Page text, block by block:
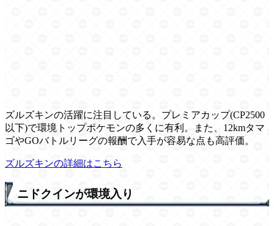
ズルズキンの活躍に注目している。プレミアカップ(CP2500
以下)で環境トップポケモンの多くに有利。また、12kmタマ
ゴやGOバトルリーグの報酬で入手が容易な点も高評価。
ズルズキンの詳細はこちら
ニドクインが環境入り